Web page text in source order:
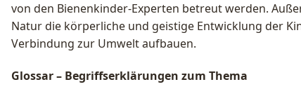
von den Bienenkinder-Experten betreut werden.
Natur die körperliche und geistige Entwicklung der
Verbindung zur Umwelt aufbauen.
Glossar – Begriffserklärungen zum Thema